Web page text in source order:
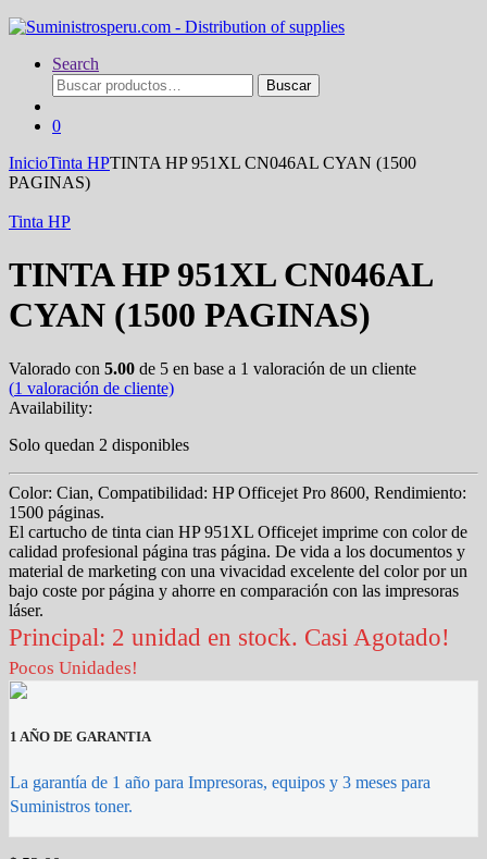
Search
Buscar
por:
Buscar
0
InicioTinta HPTINTA HP 951XL CN046AL CYAN (1500
PAGINAS)
Tinta HP
TINTA HP 951XL CN046AL
CYAN (1500 PAGINAS)
Valorado con 5.00 de 5 en base a 1 valoración de un cliente
(1 valoración de cliente)
Availability:
Solo quedan 2 disponibles
Color: Cian, Compatibilidad: HP Officejet Pro 8600, Rendimiento:
1500 páginas.
El cartucho de tinta cian HP 951XL Officejet imprime con color de
calidad profesional página tras página. De vida a los documentos y
material de marketing con una vivacidad excelente del color por un
bajo coste por página y ahorre en comparación con las impresoras
láser.
Principal: 2 unidad en stock. Casi Agotado!
Pocos Unidades!
1 AÑO DE GARANTIA
La garantía de 1 año para Impresoras, equipos y 3 meses para
Suministros toner.